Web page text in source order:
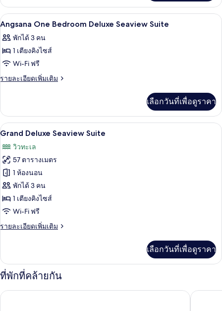
Suite
เกี่ยว
กับ
Angsana
One
Bedroom
Seaview
เปิด
ภาพถ่าย
ทั้งหมด
ของ
Angsana
Deluxe
Seaview
Suite
ตู้นิรภัยในห้องพัก, โต๊ะทำงาน, ผ้าม่าน
5
Angsana One Bedroom Deluxe Seaview Suite
พักได้ 3 คน
1 เตียงคิงไซส์
Wi-Fi ฟรี
รายละเอียดเพิ่มเติม
ราย
เกี่ยว
กับ
Angsana
Bedroom
Deluxe
Seaview
Suite
เลือกวันที่เพื่อดูราคา
เปิด
ภาพถ่าย
ทั้งหมด
ของ
Grand
Deluxe
Seaview
Grand Deluxe Seaview Suite | ตู้นิร
5
Grand Deluxe Seaview Suite
วิวทะเล
57 ตารางเมตร
1 ห้องนอน
พักได้ 3 คน
1 เตียงคิงไซส์
Wi-Fi ฟรี
รายละเอียดเพิ่มเติม
ราย
เกี่ยว
กับ
Grand
Seaview
เลือกวันที่เพื่อดูราคา
ที่พักที่คล้ายกัน
แชงกรี-ลา โกลเด้นแซนด์ส - ปีนัง โลนไพน์